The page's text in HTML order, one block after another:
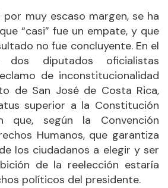
muy escaso margen, se ha
“casi” fue un empate, y que
no fue concluyente. En el
dos diputados oficialistas
de inconstitucionalidad
de San José de Costa Rica,
superior a la Constitución
que, según la Convención
Humanos, que garantiza
los ciudadanos a elegir y ser
de la reelección estaría
políticos del presidente.